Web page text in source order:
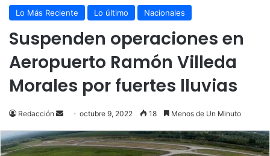
Lo Más Reciente Lo último Nacionales
Suspenden operaciones en
Aeropuerto Ramón Villeda
Morales por fuertes lluvias
Redacción
Send
email
octubre 9, 2022 18 Menos de Un Minuto